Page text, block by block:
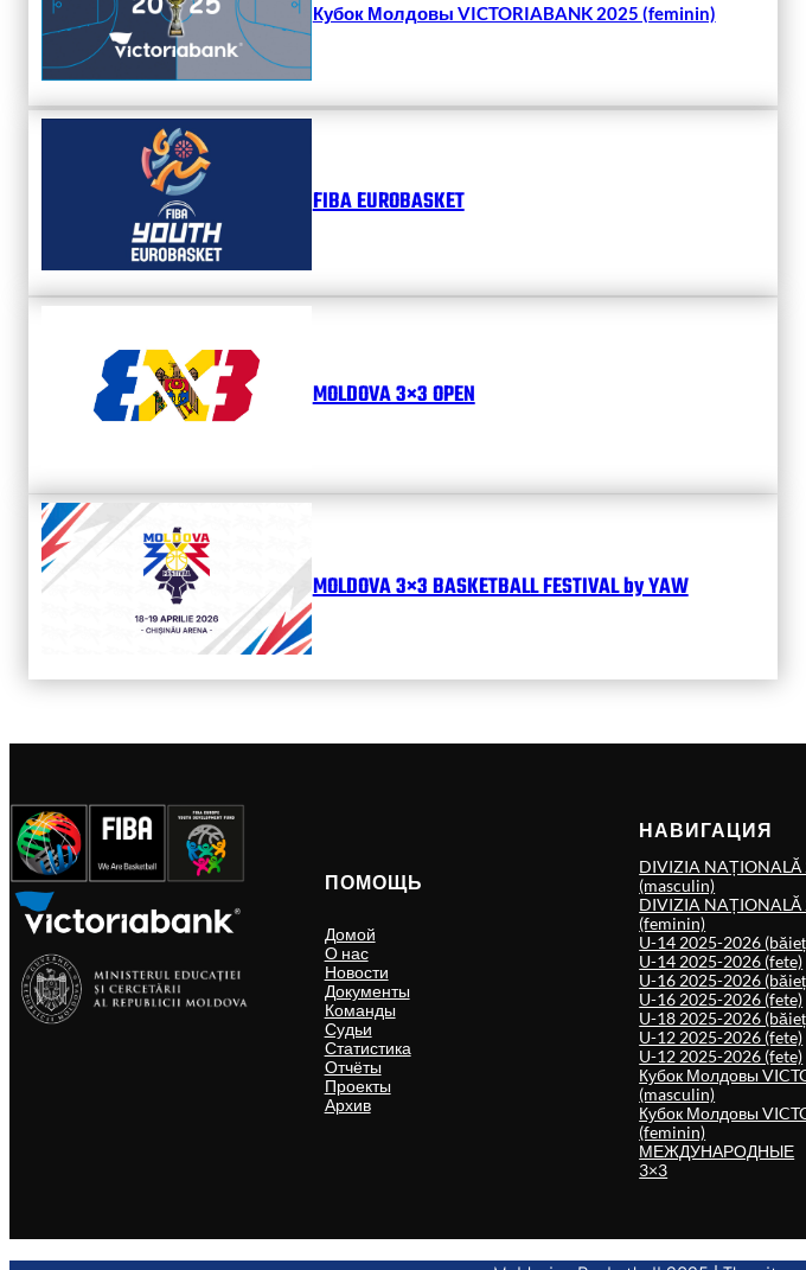
Кубок Молдовы VICTORIABANK 2025 (feminin)
FIBA EUROBASKET
MOLDOVA 3×3 OPEN
MOLDOVA 3×3 BASKETBALL FESTIVAL by YAW
ПОМОЩЬ
Домой
О нас
Новости
Документы
Команды
Судьи
Статистика
Отчёты
Проекты
Архив
НАВИГАЦИЯ
DIVIZIA NAȚIONALĂ
(masculin)
DIVIZIA NAȚIONALĂ
(feminin)
U-14 2025-2026
U-14 2025-2026 (fete)
U-16 2025-2026
U-16 2025-2026 (fete)
U-18 2025-2026
U-12 2025-2026 (fete)
U-12 2025-2026 (fete)
Кубок Молдовы
(masculin)
Кубок Молдовы
(feminin)
МЕЖДУНАРОДНЫЕ
3×3